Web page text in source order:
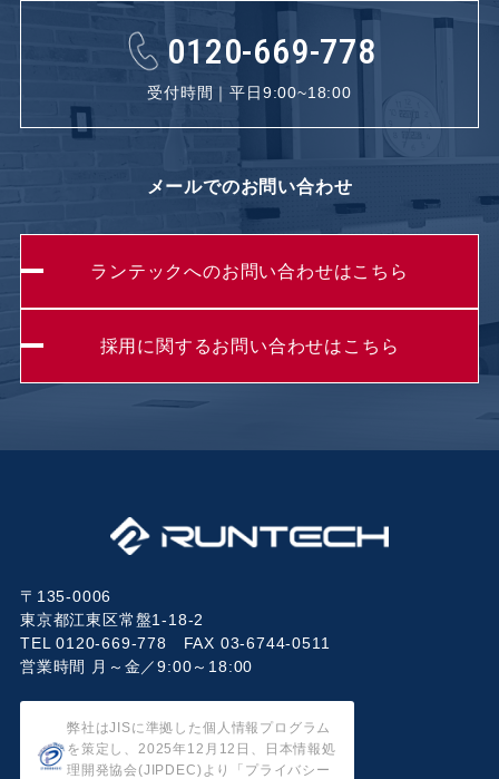
0120-669-778
受付時間｜平日9:00~18:00
メールでのお問い合わせ
ランテックへのお問い合わせはこちら
採用に関するお問い合わせはこちら
〒135-0006
東京都江東区常盤1-18-2
TEL 0120-669-778 FAX 03-6744-0511
営業時間 月～金／9:00～18:00
弊社はJISに準拠した個人情報プログラム
を策定し、2025年12月12日、日本情報処
理開発協会(JIPDEC)より「プライバシー